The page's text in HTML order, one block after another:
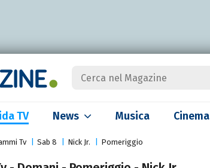
TV News Musica Cinema
Tv Sab 8 Nick Jr. Pomeriggio